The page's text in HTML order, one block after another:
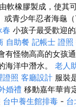
軟橡膠製成，使其
或青少年忍者海龜
春 小孩子最受歡迎
自助餐 記帳士 證照
有怪物高高的女孩
海洋中潛水。 老人
證照 客廳設計 服裝
婚禮 移動嘉年華肯
台中養生館排毒 -